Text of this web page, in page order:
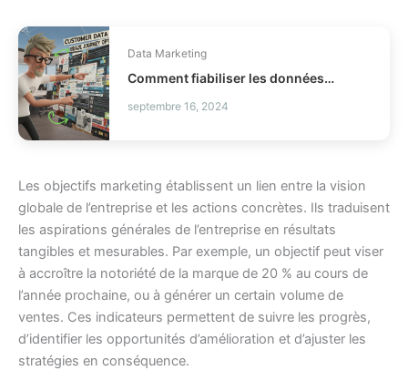
Data Marketing
Comment fiabiliser les données client Braze ?
septembre 16, 2024
Les objectifs marketing établissent un lien entre la vision
globale de l’entreprise et les actions concrètes. Ils traduisent
les aspirations générales de l’entreprise en résultats
tangibles et mesurables. Par exemple, un objectif peut viser
à accroître la notoriété de la marque de 20 % au cours de
l’année prochaine, ou à générer un certain volume de
ventes. Ces indicateurs permettent de suivre les progrès,
d’identifier les opportunités d’amélioration et d’ajuster les
stratégies en conséquence.